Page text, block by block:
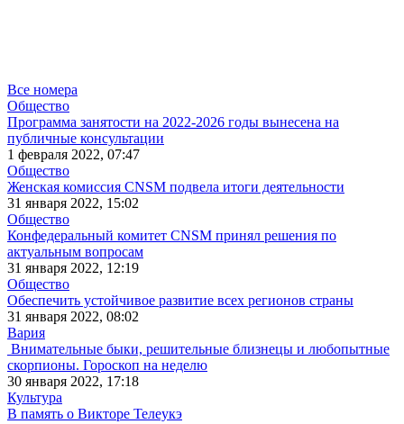
Все номера
Общество
Программа занятости на 2022-2026 годы вынесена на
публичные консультации
1 февраля 2022, 07:47
Общество
Женская комиссия CNSM подвела итоги деятельности
31 января 2022, 15:02
Общество
Конфедеральный комитет CNSM принял решения по
актуальным вопросам
31 января 2022, 12:19
Общество
Обеспечить устойчивое развитие всех регионов страны
31 января 2022, 08:02
Вария
Внимательные быки, решительные близнецы и любопытные
скорпионы. Гороскоп на неделю
30 января 2022, 17:18
Культура
В память о Викторе Телеукэ